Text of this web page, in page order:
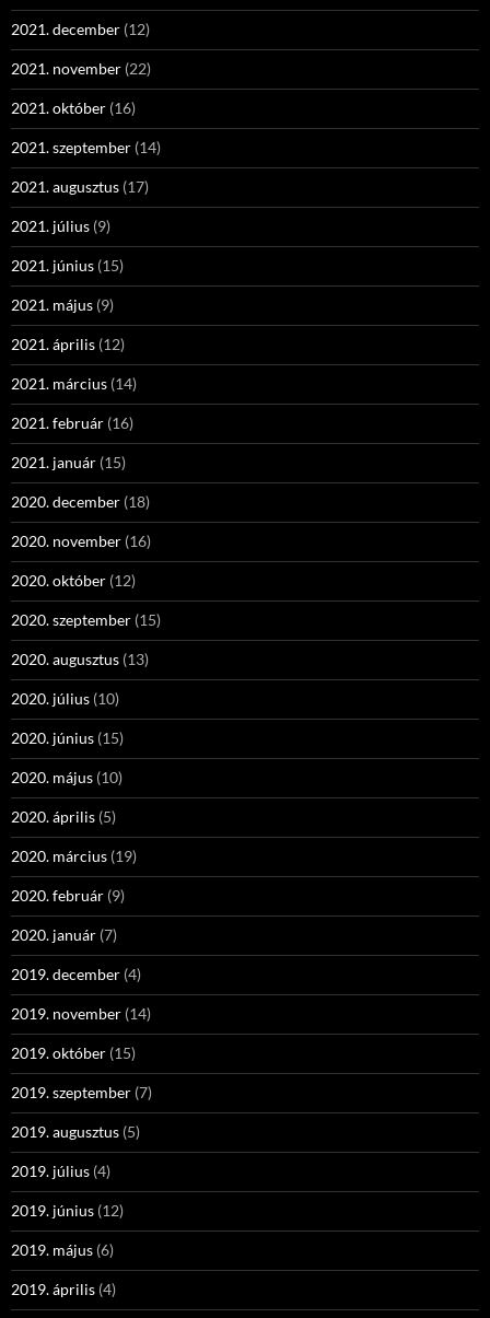
2021. december (12)
2021. november (22)
2021. október (16)
2021. szeptember (14)
2021. augusztus (17)
2021. július (9)
2021. június (15)
2021. május (9)
2021. április (12)
2021. március (14)
2021. február (16)
2021. január (15)
2020. december (18)
2020. november (16)
2020. október (12)
2020. szeptember (15)
2020. augusztus (13)
2020. július (10)
2020. június (15)
2020. május (10)
2020. április (5)
2020. március (19)
2020. február (9)
2020. január (7)
2019. december (4)
2019. november (14)
2019. október (15)
2019. szeptember (7)
2019. augusztus (5)
2019. július (4)
2019. június (12)
2019. május (6)
2019. április (4)